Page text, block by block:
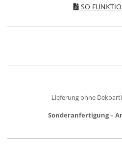
SO
Lieferung ohne
Sonderanfertigung –